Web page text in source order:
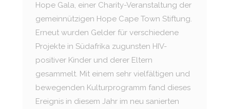
Hope Gala, einer Charity-Veranstaltung der
gemeinnützigen Hope Cape Town Stiftung.
Erneut wurden Gelder für verschiedene
Projekte in Südafrika zugunsten HIV-
positiver Kinder und derer Eltern
gesammelt. Mit einem sehr vielfältigen und
bewegenden Kulturprogramm fand dieses
Ereignis in diesem Jahr im neu sanierten